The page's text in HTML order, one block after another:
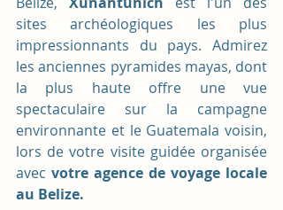
sites archéologiques les plus
impressionnants du pays. Admirez
les anciennes pyramides mayas, dont
la plus haute offre une vue
spectaculaire sur la campagne
environnante et le Guatemala voisin,
lors de votre visite guidée organisée
avec votre agence de voyage locale
au Belize.